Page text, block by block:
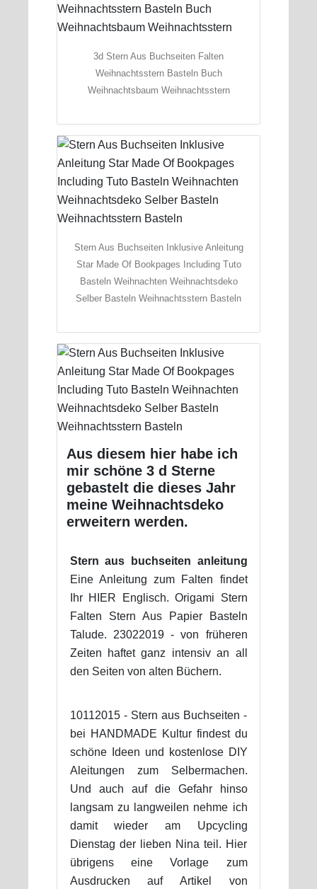
3d Stern Aus Buchseiten Falten
Weihnachtsstern Basteln Buch
Weihnachtsbaum Weihnachtsstern
Stern Aus Buchseiten Inklusive Anleitung
Star Made Of Bookpages Including Tuto
Basteln Weihnachten Weihnachtsdeko
Selber Basteln Weihnachtsstern Basteln
Aus diesem hier habe ich
mir schöne 3 d Sterne
gebastelt die dieses Jahr
meine Weihnachtsdeko
erweitern werden.
Stern aus buchseiten anleitung
Eine Anleitung zum Falten findet
Ihr HIER Englisch. Origami Stern
Falten Stern Aus Papier Basteln
Talude. 23022019 - von früheren
Zeiten haftet ganz intensiv an all
den Seiten von alten Büchern.
10112015 - Stern aus Buchseiten -
bei HANDMADE Kultur findest du
schöne Ideen und kostenlose DIY
Aleitungen zum Selbermachen.
Und auch auf die Gefahr hinso
langsam zu langweilen nehme ich
damit wieder am Upcycling
Dienstag der lieben Nina teil. Hier
übrigens eine Vorlage zum
Ausdrucken auf Artikel von